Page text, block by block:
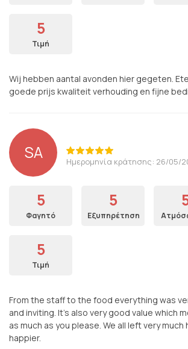
5
Τιμή
Wij hebben aantal avonden hier gegeten.
goede prijs kwaliteit verhouding en fijne
SA Ημερομηνία κράτησης: 26/05/
5
Φαγητό
5
Εξυπηρέτηση
5
Τιμή
From the staff to the food everything was
and inviting. It's also very good value which
as much as you please. We all left very
happier.